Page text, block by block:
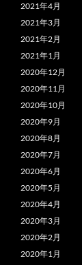
2021年4月
2021年3月
2021年2月
2021年1月
2020年12月
2020年11月
2020年10月
2020年9月
2020年8月
2020年7月
2020年6月
2020年5月
2020年4月
2020年3月
2020年2月
2020年1月